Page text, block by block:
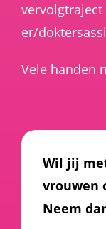
vervolgtraject
er/
Vele handen
Wil jij
vrouwen
Neem